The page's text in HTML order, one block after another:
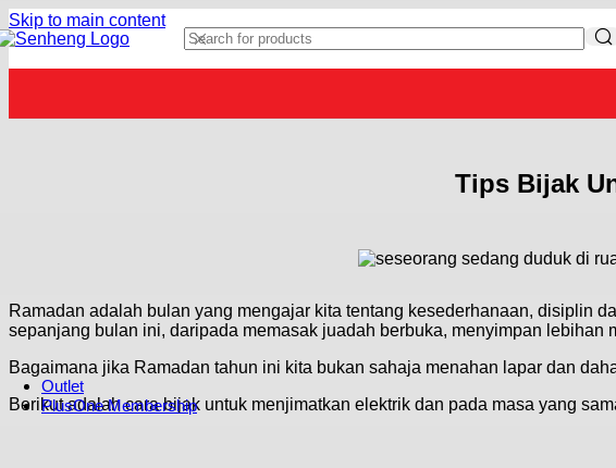
Skip to main contentDISH CARE
Dish Washers
Built-in Ovens
AEON Credit Service
Chailease
ONLINE MERGE OFFLINE
Outlet
PlusOne Membership
Tips Bijak
Ramadan adalah bulan yang mengajar kita tentang kesederhanaan, disiplin
sepanjang bulan ini, daripada memasak juadah berbuka, menyimpan
Bagaimana jika Ramadan tahun ini kita bukan sahaja menahan lapar dan
Berikut adalah cara bijak untuk menjimatkan elektrik dan pada masa yang